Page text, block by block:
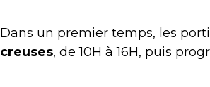
Dans un premier temps, les
creuses, de 10H à 16H, puis